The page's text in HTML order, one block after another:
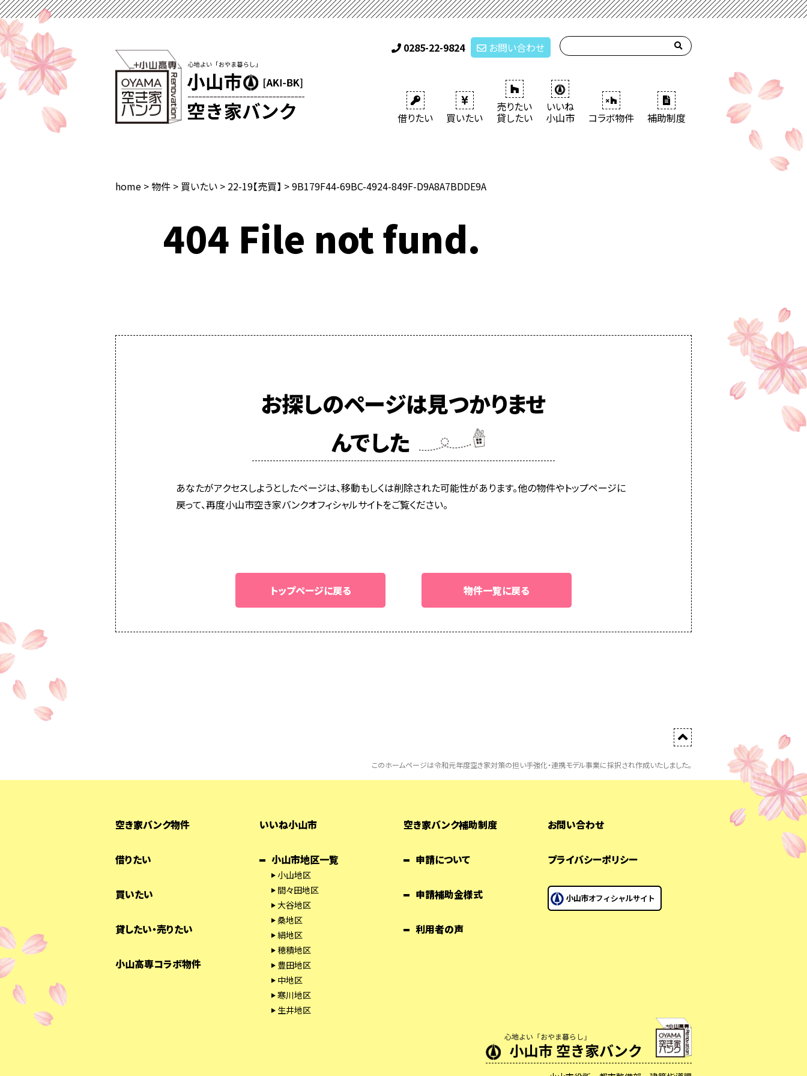
0285-22-9824 お問い合わせ
借りたい 買いたい
売りたい
貸したい
いいね
小山市 コラボ物件 補助制度
home > 物件 > 買いたい > 22-19【売買】 >9B179F44-69BC-4924-849F-D9A8A7BDDE9A
404 File not fund.
お探しのページは見つかりませ
んでした
あなたがアクセスしようとしたページは、移動もしくは削除された可能性があります。他の物件やトップページに
戻って、再度小山市空き家バンクオフィシャルサイトをご覧ください。
トップページに戻る 物件一覧に戻る
このホームページは令和元年度空き家対策の担い手強化・連携モデル事業に採択され作成いたしました。
空き家バンク物件
借りたい
買いたい
貸したい・売りたい
小山高専コラボ物件
いいね小山市
小山市地区一覧
小山地区
間々田地区
大谷地区
桑地区
絹地区
穂積地区
豊田地区
中地区
寒川地区
生井地区
空き家バンク補助制度
申請について
申請補助金様式
利用者の声
お問い合わせ
プライバシーポリシー